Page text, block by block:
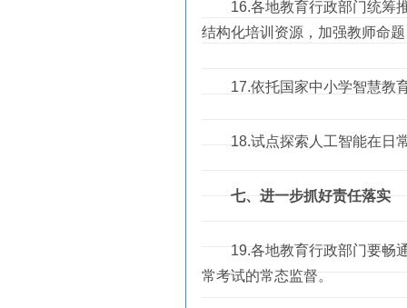
16.各地教育行政部门统筹推
结构化培训资源，加强教师命
17.依托国家中小学智慧教育
18.试点探索人工智能在日常
七、进一步抓好责任落实
19.各地教育行政部门要畅通
常考试的常态监督。